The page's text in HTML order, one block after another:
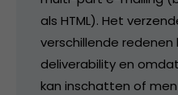
als HTML). Het
verschillende redenen
deliverability en
kan inschatten of men